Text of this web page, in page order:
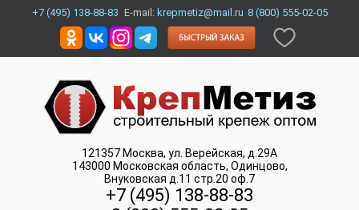
+7 (495) 138-88-83 E-mail: krepmetiz@mail.ru 8 (800) 555-02-05
121357 Москва, ул. Верейская, д.29А
143000 Московская область, Одинцово,
Внуковская д.11 стр.20 оф.7
+7 (495) 138-88-83